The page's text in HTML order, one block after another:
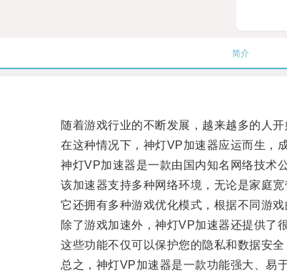
简介
随着游戏行业的不断发展，越来越多的人开
在这种情况下，神灯VP加速器应运而生，成
神灯VP加速器是一款由国内知名网络技术公
该加速器支持多种网络环境，无论是家庭宽
它还拥有多种游戏优化模式，根据不同游戏
除了游戏加速外，神灯VP加速器还提供了很
这些功能不仅可以保护您的隐私和数据安全
总之，神灯VP加速器是一款功能强大、易于